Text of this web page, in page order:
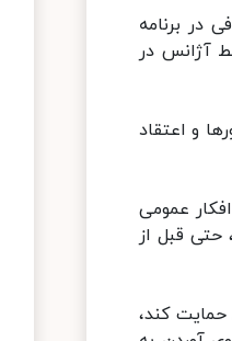
در برنامه
آژانس در
و اعتقاد
عمومی
حتی قبل از
کند،